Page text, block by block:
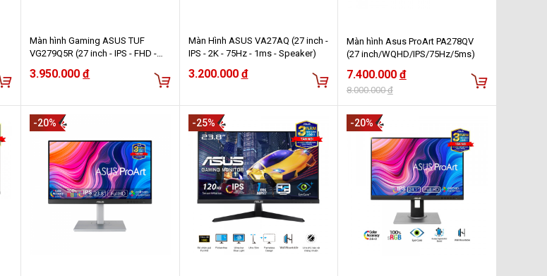
Màn hình Gaming ASUS TUF
VG279Q5R (27 inch - IPS - FHD -
3.950.000đ
Màn Hình ASUS VA27AQ (27 inch -
IPS - 2K - 75Hz - 1ms - Speaker)
3.200.000 đ
Màn hình Asus ProArt PA278QV
(27 inch/WQHD/IPS/75Hz/5ms)
7.400.000 đ
8.000.000đ
-20% -25% -20%